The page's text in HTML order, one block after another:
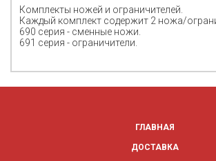
Комплекты ножей и ограничителей.
Каждый комплект содержит 2 ножа/
690 серия - сменные ножи.
691 серия - ограничители.
ГЛАВНАЯ
ДОСТАВКА